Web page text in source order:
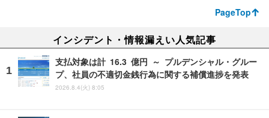
PageTop
インシデント・情報漏えい人気記事
支払対象は計 16.3 億円 ～ プルデンシャル・グルー
プ、社員の不適切金銭行為に関する補償進捗を発表
2026.8.4(火) 8:05